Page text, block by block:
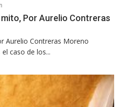
Por Aurelio Contreras
Aurelio Contreras Moreno
caso de los...